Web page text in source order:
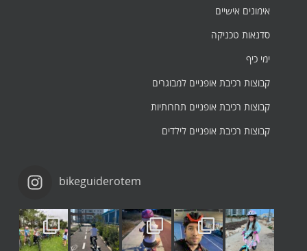
אימונים אישיים
סדנאות טכניקה
ימי כיף
קבוצות רכיבת אופניים למבוגרים
קבוצות רכיבת אופניים תחרותיות
קבוצות רכיבת אופניים לילדים
bikeguiderotem
Instagram post 18058198681524865It’s good to be
￼